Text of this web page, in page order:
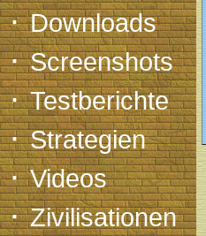
·Downloads
·Screenshots
·Testberichte
·Strategien
·Videos
·Zivilisationen